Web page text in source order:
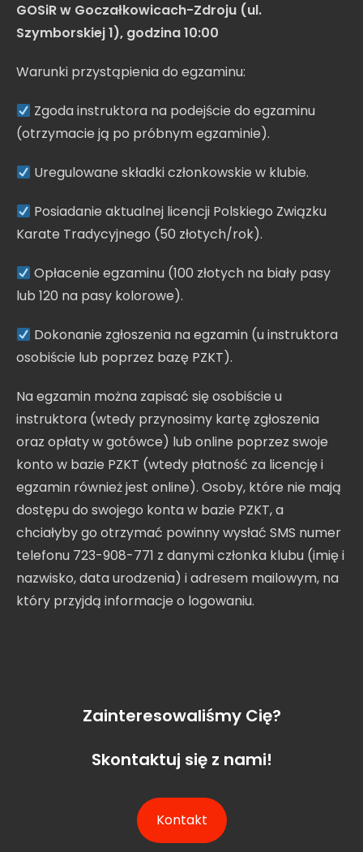
GOSiR w Goczałkowicach-Zdroju (ul.
Szymborskiej 1), godzina 10:00
Warunki przystąpienia do egzaminu:
Zgoda instruktora na podejście do egzaminu
(otrzymacie ją po próbnym egzaminie).
Uregulowane składki członkowskie w klubie.
Posiadanie aktualnej licencji Polskiego Związku
Karate Tradycyjnego (50 złotych/rok).
Opłacenie egzaminu (100 złotych na biały pasy
lub 120 na pasy kolorowe).
Dokonanie zgłoszenia na egzamin (u instruktora
osobiście lub poprzez bazę PZKT).
Na egzamin można zapisać się osobiście u
instruktora (wtedy przynosimy kartę zgłoszenia
oraz opłaty w gotówce) lub online poprzez swoje
konto w bazie PZKT (wtedy płatność za licencję i
egzamin również jest online). Osoby, które nie mają
dostępu do swojego konta w bazie PZKT, a
chciałyby go otrzymać powinny wysłać SMS numer
telefonu 723-908-771 z danymi członka klubu (imię i
nazwisko, data urodzenia) i adresem mailowym, na
który przyjdą informacje o logowaniu.
Zainteresowaliśmy Cię?
Skontaktuj się z nami!
Kontakt